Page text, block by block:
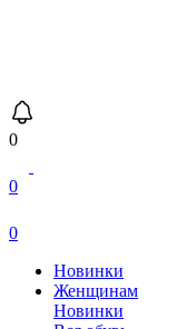
0
0
0
Новинки
Женщинам
Новинки